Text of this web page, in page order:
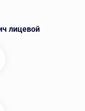
лицевой